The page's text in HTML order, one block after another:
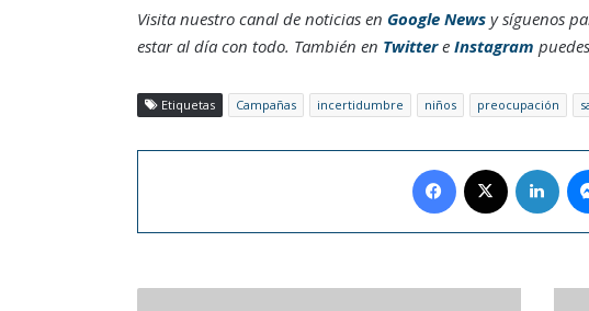
Visita nuestro canal de noticias en Google Newsy síguenos
estar al día con todo. También en Twittere Instagram
Etiquetas Campañas incertidumbre niños preocupación
Facebook